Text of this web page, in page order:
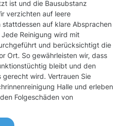
ist und die Bausubstanz
verzichten auf leere
auf klare Absprachen
Reinigung wird mit
und berücksichtigt die
Ort. So gewährleisten wir, dass
bleibt und den
gerecht wird. Vertrauen Sie
Halle und erleben
Folgeschäden von